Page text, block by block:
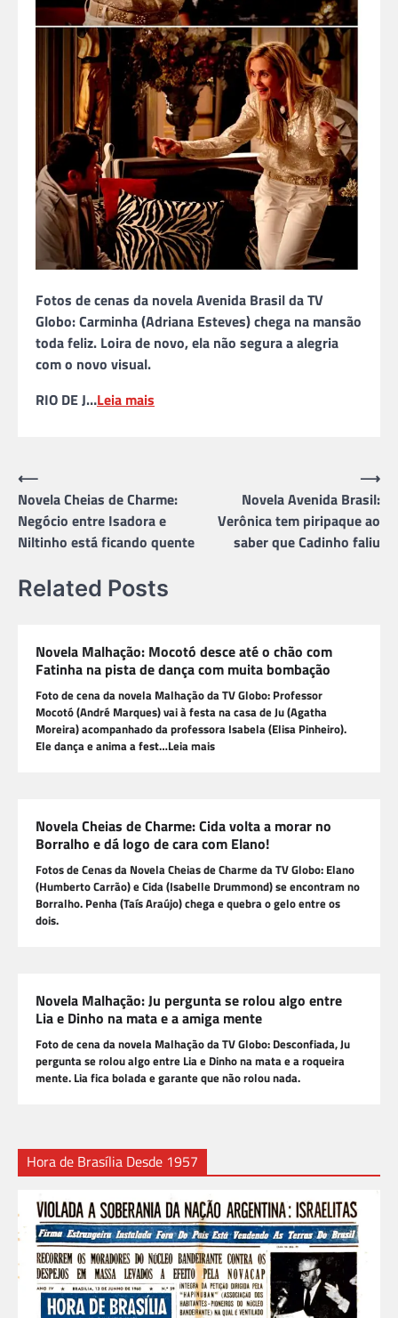
Fotos de cenas da novela Avenida Brasil da TV
Globo: Carminha (Adriana Esteves) chega na mansão
toda feliz. Loira de novo, ela não segura a alegria
com o novo visual.
RIO DE J…Leia mais
Navegação
de
Post
⟵
Novela Cheias de Charme:
Negócio entre Isadora e
Niltinho está ficando quente
Novela Avenida Brasil:
Verônica tem piripaque ao
saber que Cadinho faliu
⟶
Related Posts
Novela Malhação: Mocotó desce até o chão com
Fatinha na pista de dança com muita bombação
Foto de cena da novela Malhação da TV Globo: Professor
Mocotó (André Marques) vai à festa na casa de Ju (Agatha
Moreira) acompanhado da professora Isabela (Elisa Pinheiro).
Ele dança e anima a fest…Leia mais
Novela Cheias de Charme: Cida volta a morar no
Borralho e dá logo de cara com Elano!
Fotos de Cenas da Novela Cheias de Charme da TV Globo: Elano
(Humberto Carrão) e Cida (Isabelle Drummond) se encontram no
Borralho. Penha (Taís Araújo) chega e quebra o gelo entre os
dois.
Novela Malhação: Ju pergunta se rolou algo entre
Lia e Dinho na mata e a amiga mente
Foto de cena da novela Malhação da TV Globo: Desconfiada, Ju
pergunta se rolou algo entre Lia e Dinho na mata e a roqueira
mente. Lia fica bolada e garante que não rolou nada.
Hora de Brasília Desde 1957